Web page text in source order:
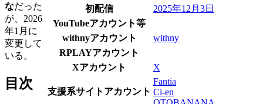
初配信
2025年12月3日
YouTubeアカウント等
withnyアカウント
withny
RPLAYアカウント
Xアカウント
X
支援系サイトアカウント
Fantia
Ci-en
なだった
が、2026
年1月に
変更して
いる。
目次